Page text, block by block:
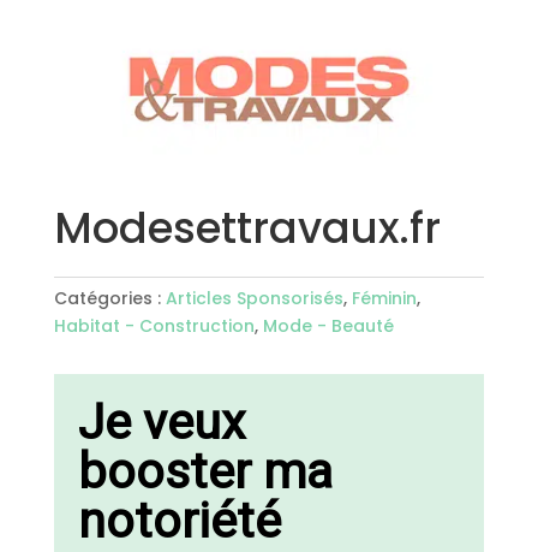
Modesettravaux.fr
Catégories : Articles Sponsorisés, Féminin,
Habitat - Construction, Mode - Beauté
Je veux
booster ma
notoriété